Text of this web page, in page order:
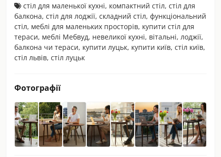
стіл для маленької кухні, компактний стіл, стіл для
балкона, стіл для лоджії, складний стіл, функціональний
стіл, меблі для маленьких просторів, купити стіл для
тераси, меблі Мебвуд, невеликої кухні, вітальні, лоджії,
балкона чи тераси, купити луцьк, купити київ, стіл київ,
стіл львів, стіл луцьк
Фотографії